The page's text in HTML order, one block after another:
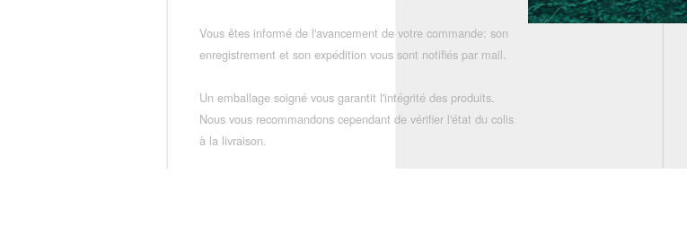
Vous êtes informé de l'avancement de votre commande: son
enregistrement et son expédition vous sont notifiés par mail.
Un emballage soigné vous garantit l'intégrité des produits.
Nous vous recommandons cependant de vérifier l'état du colis
à la livraison.